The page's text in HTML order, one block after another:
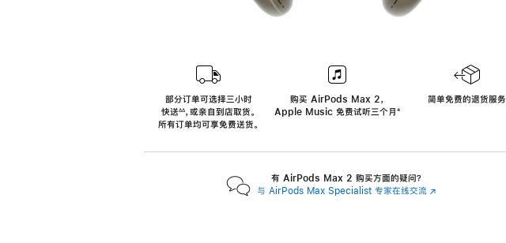
部分订单可选择三小时
快送
${translate.store.a11y.footnote}
∆∆， 或亲自到店取货。
所有订单均可享免费送货。
购买 AirPods Max 2，
Apple Music 免费试听三个月‍脚
‍⁺
简单免费的退货服务
有 AirPods Max 2 购买方面的疑问？
与 AirPods Max Specialist 专家在线交流 (在